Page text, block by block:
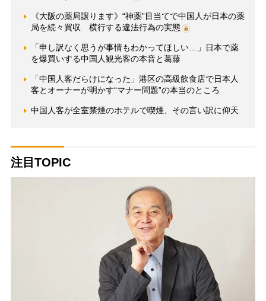
《大阪の薬局譲ります》“神薬”目当てで中国人が日本の薬
局を続々買収 横行する違法行為の実態
「申し訳なく思うが事情もわかってほしい…」日本で薬
を爆買いする中国人観光客の本音と葛藤
「中国人客だらけになった」港区の高級飲食店で日本人
客とオーナーが明かす“マナー問題”の本当のところ
中国人客が全室禁煙のホテルで喫煙、その言い訳に仰天
注目TOPIC